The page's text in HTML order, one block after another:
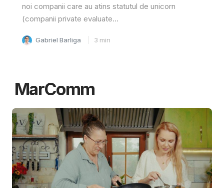
noi companii care au atins statutul de unicorn
(companii private evaluate...
Gabriel Barliga 3 min
MarComm